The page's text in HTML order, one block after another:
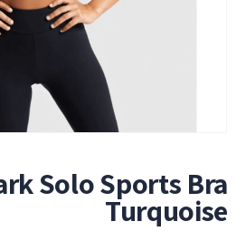
Solo Sports Bra
Turquoise